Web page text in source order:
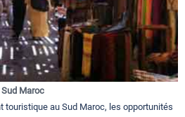
Maroc
touristique au Sud Maroc, les opportunités